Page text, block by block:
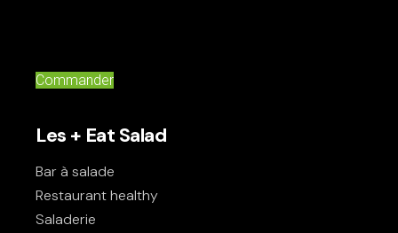
Commander
Les + Eat Salad
Bar à salade
Restaurant healthy
Saladerie